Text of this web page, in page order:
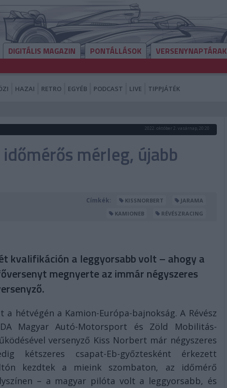
DIGITÁLIS MAGAZIN PONTÁLLÁSOK VERSENYNAPTÁRAK
HAZAI RETRO EGYÉB PODCAST LIVE TIPPJÁTÉK
2022. október 2. vasárnap, 20:20
mérleg, újabb
Címkék: KISSNORBERT
JARAMA
KAMIONEB
RÉVÉSZRACING
kvalifikáción a leggyorsabb volt – ahogy a
megnyerte az immár négyszeres
hétvégén a Kamion-Európa-bajnokság. A Révész
Magyar Autó-Motorsport és Zöld Mobilitás-
versenyző Kiss Norbert már négyszeres
kétszeres csapat-Eb-győztesként érkezett
kezdtek a mieink szombaton, az időmérő
– a magyar pilóta volt a leggyorsabb, és